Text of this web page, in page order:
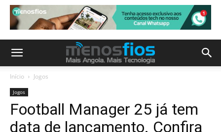
Início Jogos
Jogos
Football Manager 25 já tem
data de lançamento. Confira